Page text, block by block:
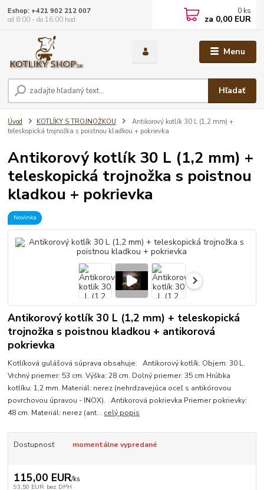
Menu
Hľadať
Eshop: +421 902 212 007
od 8:00 - do 16:00 hod
0 ks
za 0,00 EUR
Úvod KOTLÍKY S TROJNOŽKOU
Antikorový kotlík 30 L (1,2 mm) +
teleskopická trojnožka s poistnou kladkou + pokrievka
Antikorový kotlík 30 L (1,2 mm) +
teleskopická trojnožka s poistnou
kladkou + pokrievka
Novinka
Antikorový kotlík 30 L (1,2 mm) + teleskopická
trojnožka s poistnou kladkou + antikorová
pokrievka
Kotlíková gulášová súprava obsahuje: Antikorový kotlík. Objem: 30 L.
Vrchný priemer: 53 cm. Výška: 28 cm. Dolný priemer: 35 cm Hrúbka
kotlíku: 1,2 mm. Materiál: nerez (nehrdzavejúca oceľ s antikórovou
povrchovou úpravou - INOX). Antikorová pokrievka Priemer pokrievky:
48 cm. Materiál: nerez (ant... celý popis
Dostupnosť momentálne vypredané
115,00 EUR/ks
93,50 EUR bez DPH